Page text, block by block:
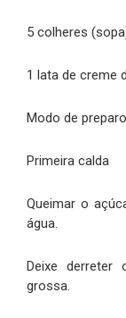
5 colheres
1 lata de creme
Modo de preparo
Primeira calda
Queimar o
água.
Deixe
grossa.